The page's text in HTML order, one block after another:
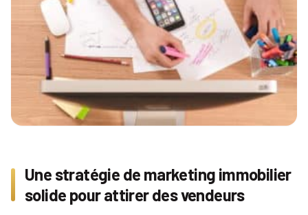
Une stratégie de marketing immobilier
solide pour attirer des vendeurs